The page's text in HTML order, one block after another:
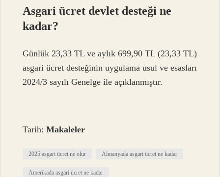
Asgari ücret devlet desteği ne
kadar?
Günlük 23,33 TL ve aylık 699,90 TL (23,33 TL)
asgari ücret desteğinin uygulama usul ve esasları
2024/3 sayılı Genelge ile açıklanmıştır.
Tarih:Makaleler
2025 asgari ücret ne olur Almanyada asgari ücret ne kadar
Amerikada asgari ücret ne kadar